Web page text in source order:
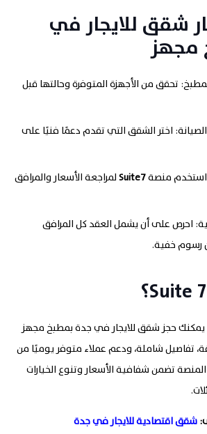
شقق للايجار في
مجهز
تحقق من الأجهزة المتوفرة وحالتها قبل
اختر الشقق التي تقدم دعمًا فنيًا على
استخدم منصة Suite7
لمراجعة الأسعار والمرافق
احرص على أن يشمل العقد كل المرافق
رسوم خفية.
Suite7؟
يمكنك حجز شقق للايجار في جدة بمطبخ مجهز
تفاصيل شاملة، ودعم عملاء متوفر يوميًا من
10 مساءً، المنصة تضمن شفافية الأسعار وتنوع الخيارات
شقق اقتصادية للايجار في جدة